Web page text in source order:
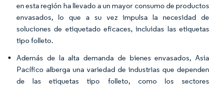
en esta región ha llevado a un mayor consumo de productos
envasados, lo que a su vez impulsa la necesidad de
soluciones de etiquetado eficaces, incluidas las etiquetas
tipo folleto.
Además de la alta demanda de bienes envasados, Asia
Pacífico alberga una variedad de industrias que dependen
de las etiquetas tipo folleto, como los sectores